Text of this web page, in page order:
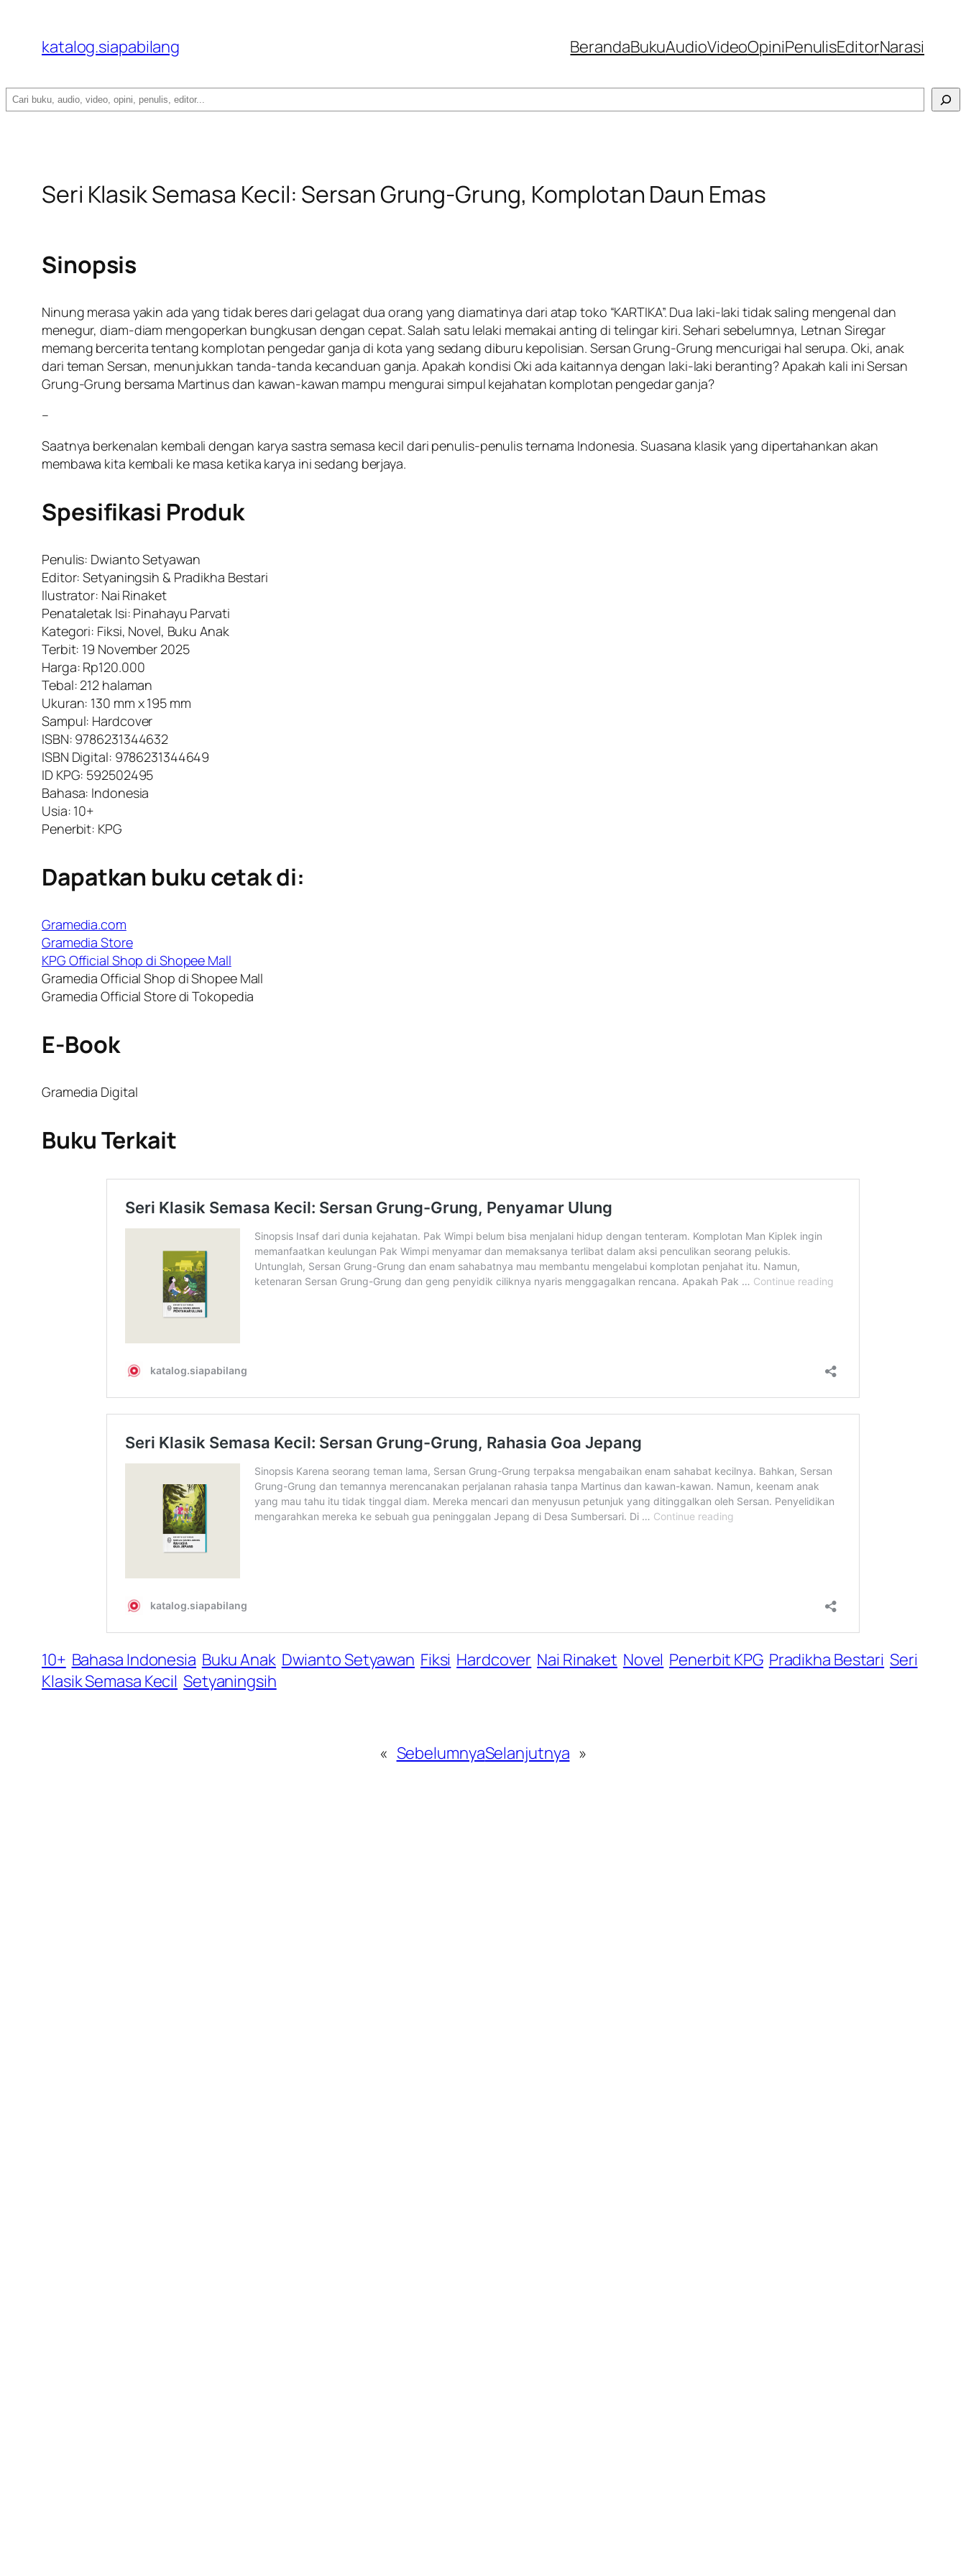
katalog.siapabilang BerandaBukuAudioVideoOpiniPenulisEditorNarasi
Search
Seri Klasik Semasa Kecil: Sersan Grung-Grung, Komplotan Daun Emas
Sinopsis
Ninung merasa yakin ada yang tidak beres dari gelagat dua orang yang diamatinya dari atap toko “KARTIKA”. Dua laki-laki tidak saling mengenal dan
menegur, diam-diam mengoperkan bungkusan dengan cepat. Salah satu lelaki memakai anting di telingar kiri. Sehari sebelumnya, Letnan Siregar
memang bercerita tentang komplotan pengedar ganja di kota yang sedang diburu kepolisian. Sersan Grung-Grung mencurigai hal serupa. Oki, anak
dari teman Sersan, menunjukkan tanda-tanda kecanduan ganja. Apakah kondisi Oki ada kaitannya dengan laki-laki beranting? Apakah kali ini Sersan
Grung-Grung bersama Martinus dan kawan-kawan mampu mengurai simpul kejahatan komplotan pengedar ganja?
–
Saatnya berkenalan kembali dengan karya sastra semasa kecil dari penulis-penulis ternama Indonesia. Suasana klasik yang dipertahankan akan
membawa kita kembali ke masa ketika karya ini sedang berjaya.
Spesifikasi Produk
Penulis: Dwianto Setyawan
Editor: Setyaningsih & Pradikha Bestari
Ilustrator: Nai Rinaket
Penataletak Isi: Pinahayu Parvati
Kategori: Fiksi, Novel, Buku Anak
Terbit: 19 November 2025
Harga: Rp120.000
Tebal: 212 halaman
Ukuran: 130 mm x 195 mm
Sampul: Hardcover
ISBN: 9786231344632
ISBN Digital: 9786231344649
ID KPG: 592502495
Bahasa: Indonesia
Usia: 10+
Penerbit: KPG
Dapatkan buku cetak di:
Gramedia.com
Gramedia Store
KPG Official Shop di Shopee Mall
Gramedia Official Shop di Shopee Mall
Gramedia Official Store di Tokopedia
E-Book
Gramedia Digital
Buku Terkait
10+ Bahasa Indonesia Buku Anak Dwianto Setyawan Fiksi Hardcover Nai Rinaket Novel Penerbit KPG Pradikha Bestari Seri
Klasik Semasa Kecil Setyaningsih
« SebelumnyaSelanjutnya »